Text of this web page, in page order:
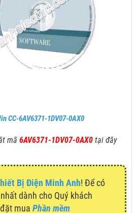
CC-6AV6371-1DV07-0AX0
mã 6AV6371-1DV07-0AX0 tại đây
Bị Điện Minh Anh! Để có
dành cho Quý khách
mua Phần mềm